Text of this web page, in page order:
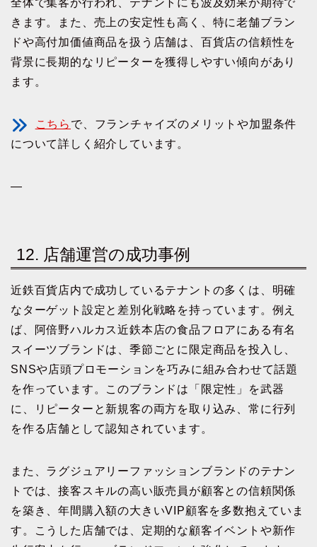
全体で集客が行われ、テナントにも波及効果が期待で
きます。また、売上の安定性も高く、特に老舗ブラン
ドや高付加価値商品を扱う店舗は、百貨店の信頼性を
背景に長期的なリピーターを獲得しやすい傾向があり
ます。
こちら で、フランチャイズのメリットや加盟条件
について詳しく紹介しています。
—
12. 店舗運営の成功事例
近鉄百貨店内で成功しているテナントの多くは、明確
なターゲット設定と差別化戦略を持っています。例え
ば、阿倍野ハルカス近鉄本店の食品フロアにある有名
スイーツブランドは、季節ごとに限定商品を投入し、
SNSや店頭プロモーションを巧みに組み合わせて話題
を作っています。このブランドは「限定性」を武器
に、リピーターと新規客の両方を取り込み、常に行列
を作る店舗として認知されています。
また、ラグジュアリーファッションブランドのテナン
トでは、接客スキルの高い販売員が顧客との信頼関係
を築き、年間購入額の大きいVIP顧客を多数抱えていま
す。こうした店舗では、定期的な顧客イベントや新作